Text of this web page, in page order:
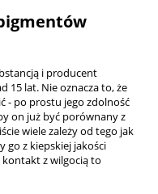
i producent
15 lat. Nie oznacza to, że
- po prostu jego zdolność
on już być porównany z
wiele zależy od tego jak
go z kiepskiej jakości
kontakt z wilgocią to